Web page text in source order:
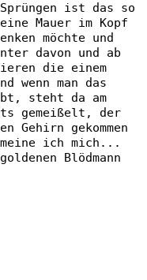
ist das so
Mauer im Kopf
möchte und
davon und ab
die einem
wenn man das
steht da am
gemeißelt, der
Gehirn gekommen
ich mich...
Blödmann